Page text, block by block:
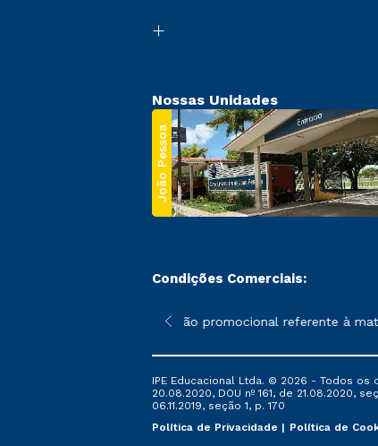
Nossas Unidades
João Pessoa
Condições Comerciais:
sofrer alterações nos períodos de rematrícula
*A condição promocional referente à
IPE Educacional Ltda. © 2026 - Todos os
20.08.2020, DOU nº 161, de 21.08.2020,
06.11.2019, seção 1, p. 170
Política de Privacidade
Política de